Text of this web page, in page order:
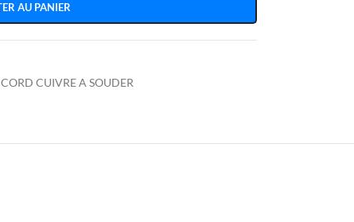
AU PANIER
CUIVRE A SOUDER